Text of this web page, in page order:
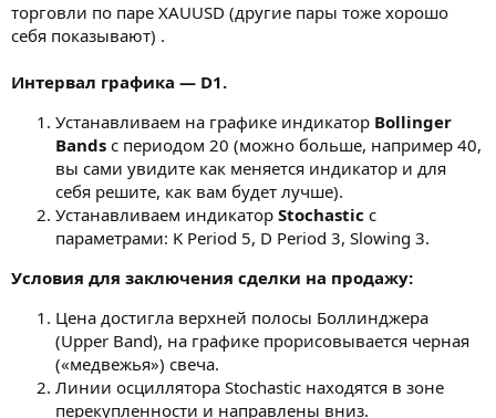
торговли по паре XAUUSD (другие пары тоже хорошо
себя показывают) .
Интервал графика — D1.
Устанавливаем на графике индикатор Bollinger
Bands с периодом 20 (можно больше, например 40,
вы сами увидите как меняется индикатор и для
себя решите, как вам будет лучше).
Устанавливаем индикатор Stochastic с
параметрами: K Period 5, D Period 3, Slowing 3.
Условия для заключения сделки на продажу:
Цена достигла верхней полосы Боллинджера
(Upper Band), на графике прорисовывается черная
(«медвежья») свеча.
Линии осциллятора Stochastic находятся в зоне
перекупленности и направлены вниз.